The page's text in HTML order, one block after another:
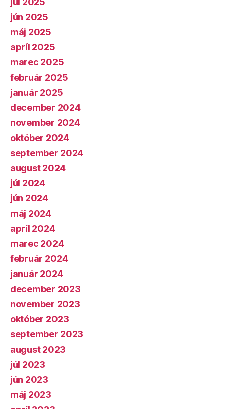
jún 2025
máj 2025
apríl 2025
marec 2025
február 2025
január 2025
december 2024
november 2024
október 2024
september 2024
august 2024
júl 2024
jún 2024
máj 2024
apríl 2024
marec 2024
február 2024
január 2024
december 2023
november 2023
október 2023
september 2023
august 2023
júl 2023
jún 2023
máj 2023